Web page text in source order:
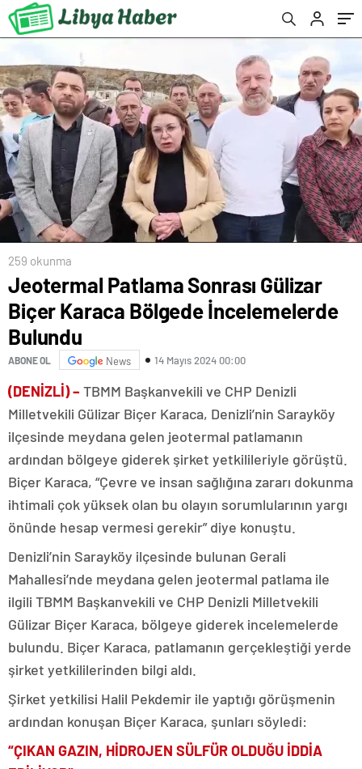
259 okunma
Jeotermal Patlama Sonrası Gülizar
Biçer Karaca Bölgede İncelemelerde
Bulundu
ABONE OL News 14 Mayıs 2024 00:00
(DENİZLİ) – TBMM Başkanvekili ve CHP Denizli
Milletvekili Gülizar Biçer Karaca, Denizli’nin Sarayköy
ilçesinde meydana gelen jeotermal patlamanın
ardından bölgeye giderek şirket yetkilileriyle görüştü.
Biçer Karaca, “Çevre ve insan sağlığına zararı dokunma
ihtimali çok yüksek olan bu olayın sorumlularının yargı
önünde hesap vermesi gerekir” diye konuştu.
Denizli’nin Sarayköy ilçesinde bulunan Gerali
Mahallesi’nde meydana gelen jeotermal patlama ile
ilgili TBMM Başkanvekili ve CHP Denizli Milletvekili
Gülizar Biçer Karaca, bölgeye giderek incelemelerde
bulundu. Biçer Karaca, patlamanın gerçekleştiği yerde
şirket yetkililerinden bilgi aldı.
Şirket yetkilisi Halil Pekdemir ile yaptığı görüşmenin
ardından konuşan Biçer Karaca, şunları söyledi:
“ÇIKAN GAZIN, HİDROJEN SÜLFÜR OLDUĞU İDDİA